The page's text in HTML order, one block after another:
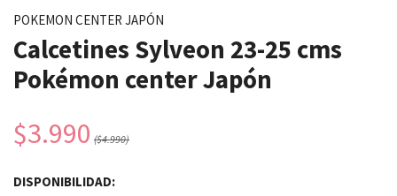
POKEMON CENTER JAPÓN
Calcetines Sylveon 23-25 cms
Pokémon center Japón
$3.990 ($4.990)
DISPONIBILIDAD: